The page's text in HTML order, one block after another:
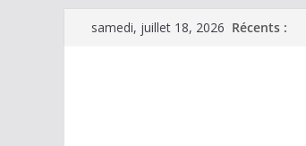
Passersamedi, juillet 18, 2026 Récents :